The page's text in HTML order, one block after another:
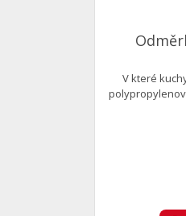
V které